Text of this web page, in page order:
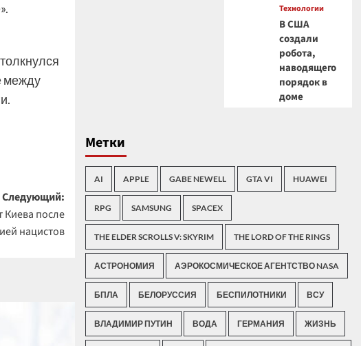
между
Следующий:
Киева после
нацистов
Технологии
В США
создали
робота,
наводящего
порядок в
доме
Метки
AI APPLE GABE NEWELL GTA VI HUAWEI
RPG SAMSUNG SPACEX
THE ELDER SCROLLS V: SKYRIM THE LORD OF THE RINGS
АСТРОНОМИЯ АЭРОКОСМИЧЕСКОЕ АГЕНТСТВО NASA
БПЛА БЕЛОРУССИЯ БЕСПИЛОТНИКИ ВСУ
ВЛАДИМИР ПУТИН ВОДА ГЕРМАНИЯ ЖИЗНЬ